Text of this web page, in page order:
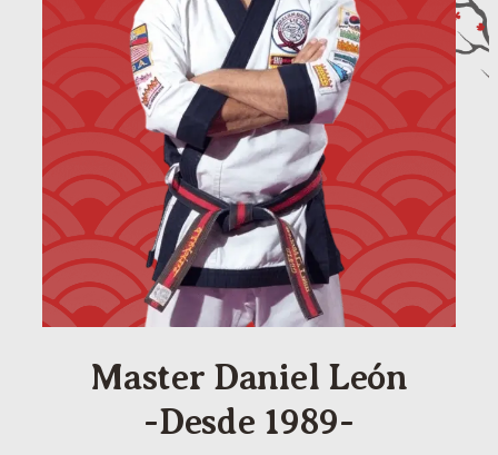
Master Daniel León
-desde 1989-